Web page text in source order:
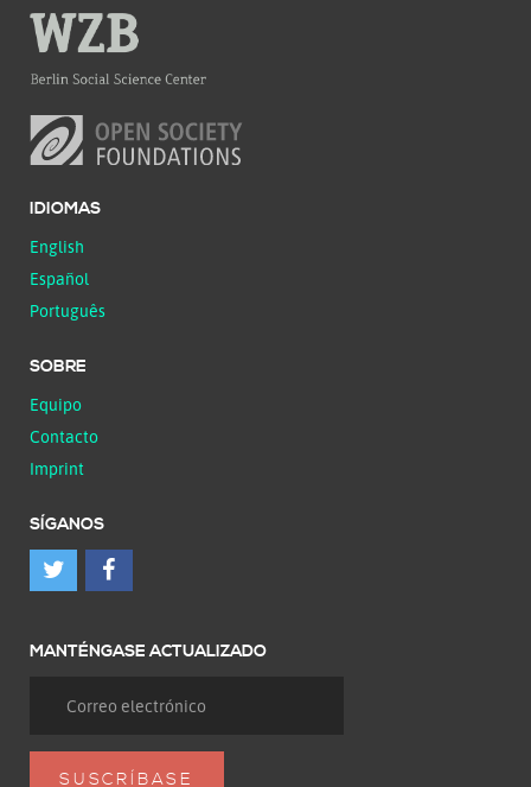
IDIOMAS
English
Español
Português
SOBRE
Equipo
Contacto
Imprint
SÍGANOS
MANTÉNGASE ACTUALIZADO